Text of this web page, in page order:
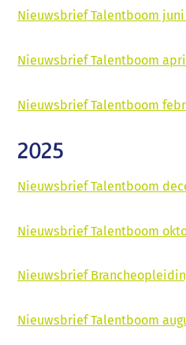
Nieuwsbrief Talentboom juni
Nieuwsbrief Talentboom
Nieuwsbrief Talentboom
2025
Nieuwsbrief Talentboom
Nieuwsbrief Talentboom
Nieuwsbrief
Nieuwsbrief Talentboom